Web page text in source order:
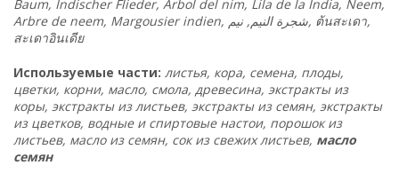
Baum, Indischer Flieder, Árbol del nim, Lila de la India, Neem,
Arbre de neem, Margousier indien, شجرة النيم, نيم, ต้นสะเดา,
สะเดาอินเดีย
Используемые части: листья, кора, семена, плоды,
цветки, корни, масло, смола, древесина, экстракты из
коры, экстракты из листьев, экстракты из семян, экстракты
из цветков, водные и спиртовые настои, порошок из
листьев, масло из семян, сок из свежих листьев, масло
семян